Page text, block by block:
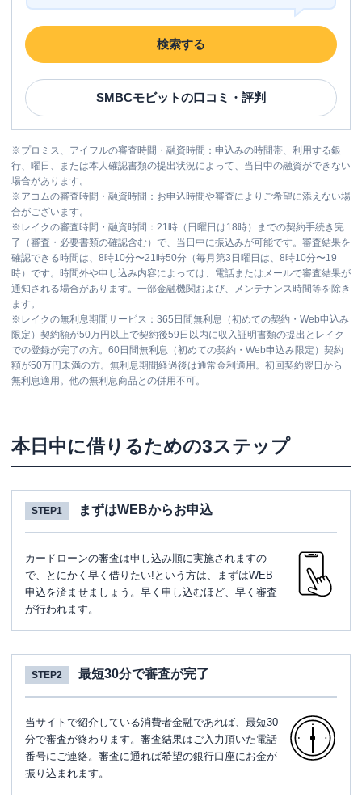
検索する
SMBCモビットの口コミ・評判
※プロミス、アイフルの審査時間・融資時間：申込みの時間帯、利用する銀
行、曜日、または本人確認書類の提出状況によって、当日中の融資ができない
場合があります。
※アコムの審査時間・融資時間：お申込時間や審査によりご希望に添えない場
合がございます。
※ レイクの審査時間・融資時間：21時（日曜日は18時）までの契約手続き完
了（審査・必要書類の確認含む）で、当日中に振込みが可能です。審査結果を
確認できる時間は、8時10分〜21時50分（毎月第3日曜日は、8時10分〜19
時）です。時間外や申し込み内容によっては、電話またはメールで審査結果が
通知される場合があります。一部金融機関および、メンテナンス時間等を除き
ます。
※ レイクの無利息期間サービス：365日間無利息（初めての契約・Web申込み
限定）契約額が50万円以上で契約後59日以内に収入証明書類の提出とレイク
での登録が完了の方。60日間無利息（初めての契約・Web申込み限定）契約
額が50万円未満の方。無利息期間経過後は通常金利適用。初回契約翌日から
無利息適用。他の無利息商品との併用不可。
本日中に借りるための3ステップ
STEP1 まずはWEBからお申込
カードローンの審査は申し込み順に実施されますの
で、とにかく早く借りたい!という方は、まずはWEB
申込を済ませましょう。早く申し込むほど、早く審査
が行われます。
STEP2 最短30分で審査が完了
当サイトで紹介している消費者金融であれば、最短30
分で審査が終わります。審査結果はご入力頂いた電話
番号にご連絡。審査に通れば希望の銀行口座にお金が
振り込まれます。